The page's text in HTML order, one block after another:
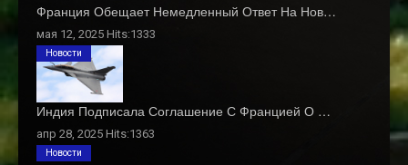
Франция Обещает Немедленный Ответ На Нов…
мая 12, 2025 Hits:1333
Индия Подписала Соглашение С Францией О …
апр 28, 2025 Hits:1363
Новости
Новости